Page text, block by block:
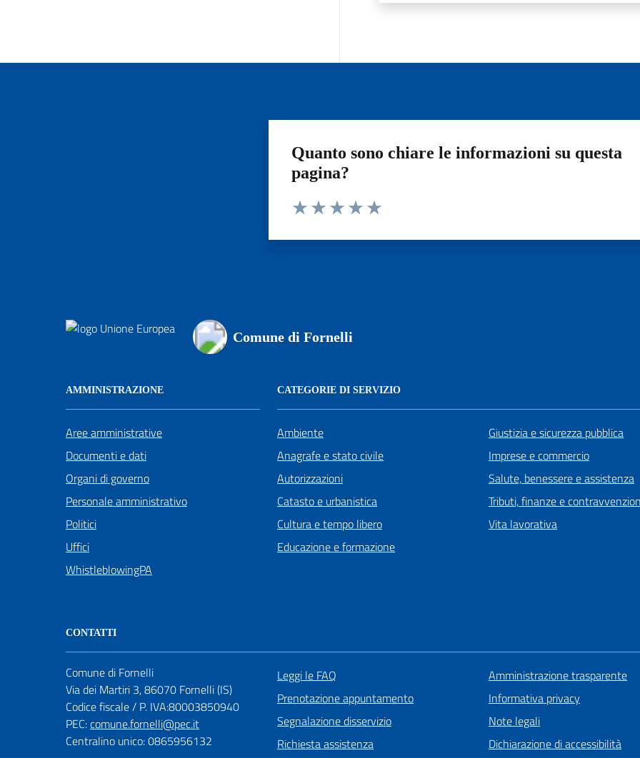
Quanto sono chiare le informazioni su questa
pagina?
Comune di Fornelli
AMMINISTRAZIONE
Aree amministrative
Documenti e dati
Organi di governo
Personale amministrativo
Politici
Uffici
WhistleblowingPA
CATEGORIE DI SERVIZIO
Ambiente
Anagrafe e stato civile
Autorizzazioni
Catasto e urbanistica
Cultura e tempo libero
Educazione e formazione
Giustizia e sicurezza pubblica
Imprese e commercio
Salute, benessere e assistenza
Tributi, finanze e
Vita lavorativa
CONTATTI
Comune di Fornelli
Via dei Martiri 3, 86070 Fornelli (IS)
Codice fiscale / P. IVA:80003850940
PEC:comune.fornelli@pec.it
Centralino unico: 0865956132
Leggi le FAQ
Prenotazione appuntamento
Segnalazione disservizio
Richiesta assistenza
Amministrazione trasparente
Informativa privacy
Note legali
Dichiarazione di accessibilità